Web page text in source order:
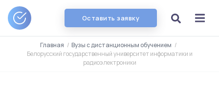
Оставить заявку
Главная / Вузы с дистанционным обучением /
Белорусский государственный университет информатики и
радиоэлектроники